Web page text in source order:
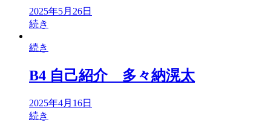
2025年5月26日
続き
続き
B4 自己紹介 多々納滉太
2025年4月16日
続き